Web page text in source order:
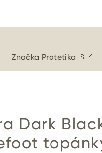
Značka Protetika 🇸🇰
Dark